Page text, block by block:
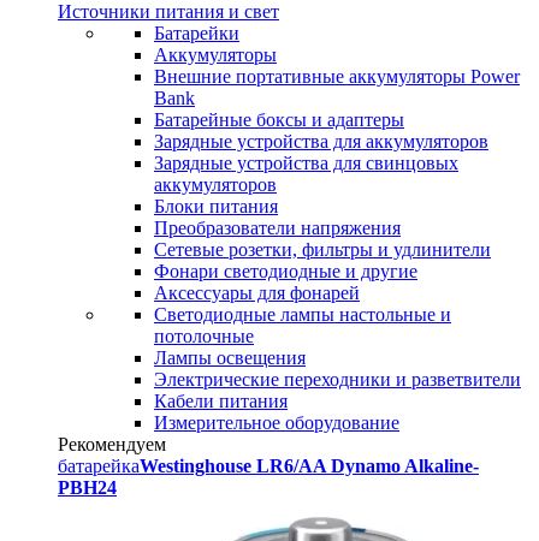
Источники питания и свет
Батарейки
Аккумуляторы
Внешние портативные аккумуляторы Power
Bank
Батарейные боксы и адаптеры
Зарядные устройства для аккумуляторов
Зарядные устройства для свинцовых
аккумуляторов
Блоки питания
Преобразователи напряжения
Сетевые розетки, фильтры и удлинители
Фонари светодиодные и другие
Аксессуары для фонарей
Светодиодные лампы настольные и
потолочные
Лампы освещения
Электрические переходники и разветвители
Кабели питания
Измерительное оборудование
Рекомендуем
батарейкаWestinghouse LR6/AA Dynamo Alkaline-
PBH24